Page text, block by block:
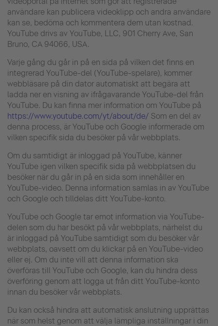
användare kan publicera videoklipp och andra användare
kan se, bedöma och kommentera dem utan kostnad.
YouTube drivs av YouTube, LLC, 901 Cherry Ave, San
Bruno, CA 94066, USA.
Varje gång du går in på en sida på vilken det finns en
integrerad YouTube-del (YouTube-spelare), kommer
webbläsare på din dator automatiskt att begära att
ladda ner en visning av ifrågavarande YouTube-del från
YouTube. Du kan finna mer information om YouTube på
https://www.youtube.com/yt/about/de/ Som en del av
denna process, är YouTube och Google informerade om
vilken specifik sida du besöker på vår webbplats.
Om du samtidigt är inloggad på YouTube, känner
YouTube igen vilken specifik sida på webbplatsen du
besöker när du går in på en sida som innehåller en
YouTube-video. Denna information samlas in av YouTube
och Google och tilldelas ditt YouTube-konto.
YouTube och Google tar emot information via YouTube-
delen som du har besökt på vår webbplats, närhelst du
är inloggad på YouTube samtidigt som du besöker vår
webbplats, oavsett om du klickar på en YouTube-video
eller ej. Om du inte vill att denna information ska
överföras till YouTube och Google, kan du hindra dess
överföring genom att logga ut från ditt YouTube-konto
innan du besöker vår webbplats.
Du kan också hindra att automatisk anslutning upprättas
när som helst genom att välja lämpliga inställningar i din